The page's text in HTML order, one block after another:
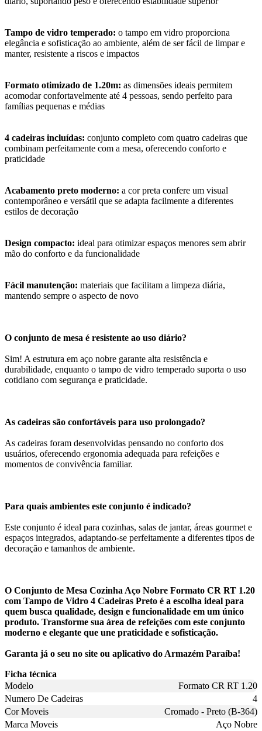
Tampo de vidro temperado: o tampo em vidro proporciona
elegância e sofisticação ao ambiente, além de ser fácil de limpar e
manter, resistente a riscos e impactos
Formato otimizado de 1.20m: as dimensões ideais permitem
acomodar confortavelmente até 4 pessoas, sendo perfeito para
famílias pequenas e médias
4 cadeiras incluídas: conjunto completo com quatro cadeiras que
combinam perfeitamente com a mesa, oferecendo conforto e
praticidade
Acabamento preto moderno: a cor preta confere um visual
contemporâneo e versátil que se adapta facilmente a diferentes
estilos de decoração
Design compacto: ideal para otimizar espaços menores sem abrir
mão do conforto e da funcionalidade
Fácil manutenção: materiais que facilitam a limpeza diária,
mantendo sempre o aspecto de novo
O conjunto de mesa é resistente ao uso diário?
Sim! A estrutura em aço nobre garante alta resistência e
durabilidade, enquanto o tampo de vidro temperado suporta o uso
cotidiano com segurança e praticidade.
As cadeiras são confortáveis para uso prolongado?
As cadeiras foram desenvolvidas pensando no conforto dos
usuários, oferecendo ergonomia adequada para refeições e
momentos de convivência familiar.
Para quais ambientes este conjunto é indicado?
Este conjunto é ideal para cozinhas, salas de jantar, áreas gourmet e
espaços integrados, adaptando-se perfeitamente a diferentes tipos de
decoração e tamanhos de ambiente.
O Conjunto de Mesa Cozinha Aço Nobre Formato CR RT 1.20
com Tampo de Vidro 4 Cadeiras Preto é a escolha ideal para
quem busca qualidade, design e funcionalidade em um único
produto. Transforme sua área de refeições com este conjunto
moderno e elegante que une praticidade e sofisticação.
Garanta já o seu no site ou aplicativo do Armazém Paraíba!
Ficha técnica
Modelo
Formato CR RT 1.20
Numero De Cadeiras
4
Cor Moveis
Cromado - Preto (B-364)
Marca Moveis
Aço Nobre